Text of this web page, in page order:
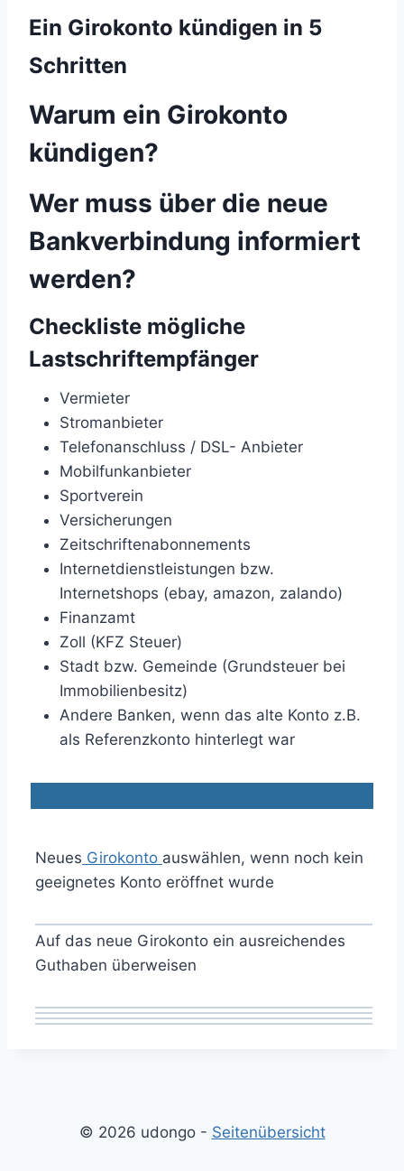
Ein Girokonto kündigen in 5
Schritten
Warum ein Girokonto
kündigen?
Wer muss über die neue
Bankverbindung informiert
werden?
Checkliste mögliche
Lastschriftempfänger
Vermieter
Stromanbieter
Telefonanschluss / DSL- Anbieter
Mobilfunkanbieter
Sportverein
Versicherungen
Zeitschriftenabonnements
Internetdienstleistungen bzw.
Internetshops (ebay, amazon, zalando)
Finanzamt
Zoll (KFZ Steuer)
Stadt bzw. Gemeinde (Grundsteuer bei
Immobilienbesitz)
Andere Banken, wenn das alte Konto z.B.
als Referenzkonto hinterlegt war
Neues Girokonto auswählen, wenn noch kein
geeignetes Konto eröffnet wurde
Auf das neue Girokonto ein ausreichendes
Guthaben überweisen
© 2026 udongo - Seitenübersicht